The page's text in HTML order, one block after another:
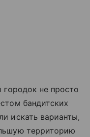
не просто
бандитских
искать варианты,
территорию